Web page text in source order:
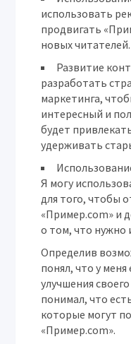
использовать
продвигать
новых читателей.
Развитие
разработать
маркетинга,
интересный и
будет
удерживать
Я могу
для того, чтобы
«Пример.com» и
о том, что нужно
Определив
понял, что у
улучшения
понимал, что
которые могут
«Пример.com».